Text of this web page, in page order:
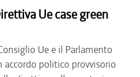
Ue case green
Ue e il Parlamento
politico provvisorio